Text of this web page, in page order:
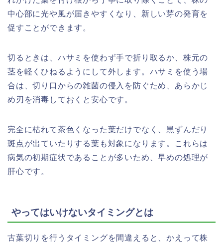
中心部に光や風が届きやすくなり、新しい芽の発育を
促すことができます。
切るときは、ハサミを使わず手で折り取るか、株元の
茎を軽くひねるようにして外します。ハサミを使う場
合は、切り口からの雑菌の侵入を防ぐため、あらかじ
め刃を消毒しておくと安心です。
完全に枯れて茶色くなった葉だけでなく、黒ずんだり
斑点が出ていたりする葉も対象になります。これらは
病気の初期症状であることが多いため、早めの処理が
肝心です。
やってはいけないタイミングとは
古葉切りを行うタイミングを間違えると、かえって株